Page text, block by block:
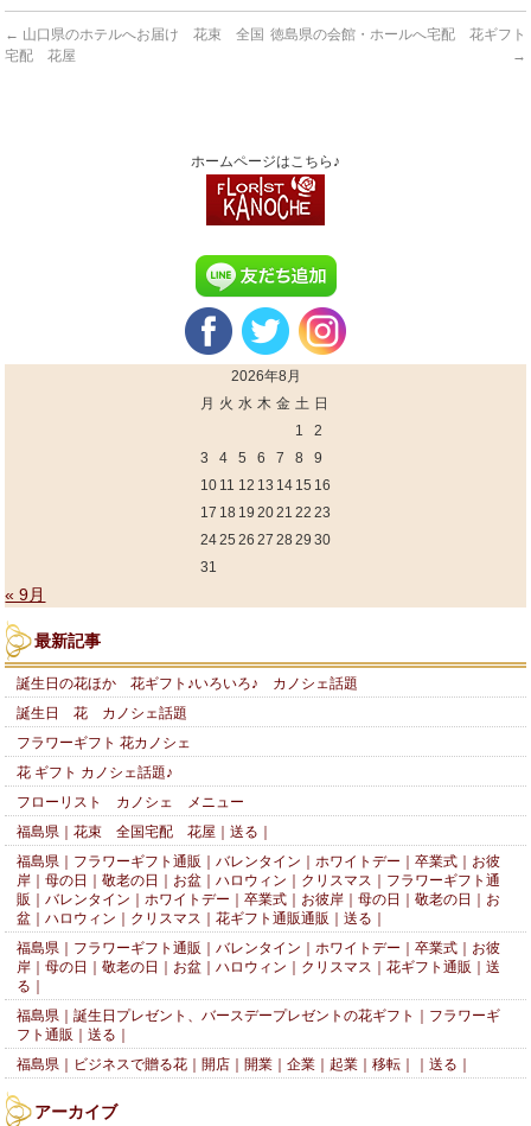
← 山口県のホテルへお届け 花束 全国
宅配 花屋
徳島県の会館・ホールへ宅配 花ギフト
→
ホームページはこちら♪
2026年8月
月 火 水 木 金 土 日
1
2
3
4 5 6 7 8
9
10 11 12 13 14 15 16
17 18 19 2021 22 23
2425 26 27 28 29 30
31
« 9月
最新記事
誕生日の花ほか 花ギフト♪いろいろ♪ カノシェ話題
誕生日 花 カノシェ話題
フラワーギフト 花カノシェ
花 ギフト カノシェ話題♪
フローリスト カノシェ メニュー
福島県｜花束 全国宅配 花屋｜送る｜
福島県｜フラワーギフト通販｜バレンタイン｜ホワイトデー｜卒業式｜お彼
岸｜母の日｜敬老の日｜お盆｜ハロウィン｜クリスマス｜フラワーギフト通
販｜バレンタイン｜ホワイトデー｜卒業式｜お彼岸｜母の日｜敬老の日｜お
盆｜ハロウィン｜クリスマス｜花ギフト通販通販｜送る｜
福島県｜フラワーギフト通販｜バレンタイン｜ホワイトデー｜卒業式｜お彼
岸｜母の日｜敬老の日｜お盆｜ハロウィン｜クリスマス｜花ギフト通販｜送
る｜
福島県｜誕生日プレゼント、バースデープレゼントの花ギフト｜フラワーギ
フト通販｜送る｜
福島県｜ビジネスで贈る花｜開店｜開業｜企業｜起業｜移転｜｜送る｜
アーカイブ